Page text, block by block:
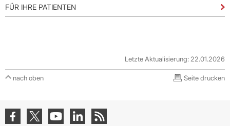
FÜR IHRE PATIENTEN
Letzte Aktualisierung: 22.01.2026
nach oben Seite drucken